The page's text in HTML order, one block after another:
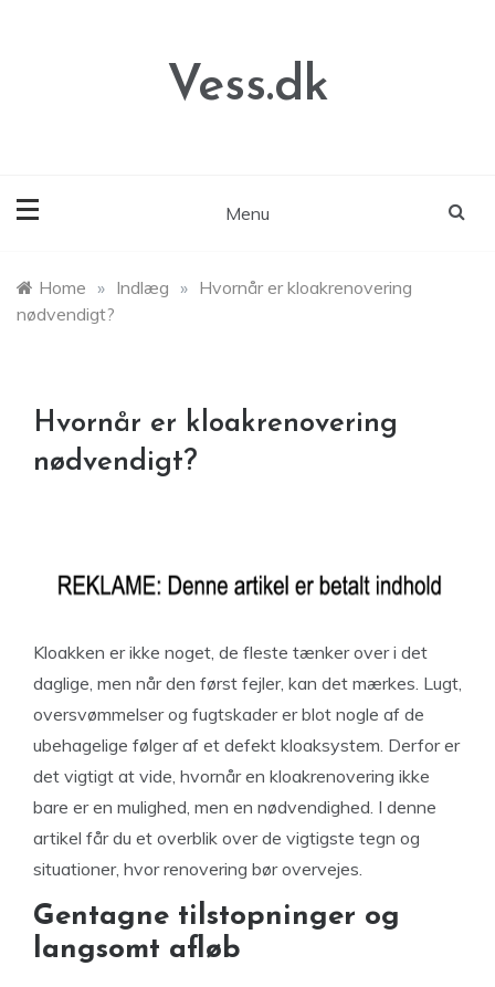
Vess.dk
Menu
Home » Indlæg » Hvornår er kloakrenovering
nødvendigt?
Hvornår er kloakrenovering
nødvendigt?
Kloakken er ikke noget, de fleste tænker over i det
daglige, men når den først fejler, kan det mærkes. Lugt,
oversvømmelser og fugtskader er blot nogle af de
ubehagelige følger af et defekt kloaksystem. Derfor er
det vigtigt at vide, hvornår en kloakrenovering ikke
bare er en mulighed, men en nødvendighed. I denne
artikel får du et overblik over de vigtigste tegn og
situationer, hvor renovering bør overvejes.
Gentagne tilstopninger og
langsomt afløb